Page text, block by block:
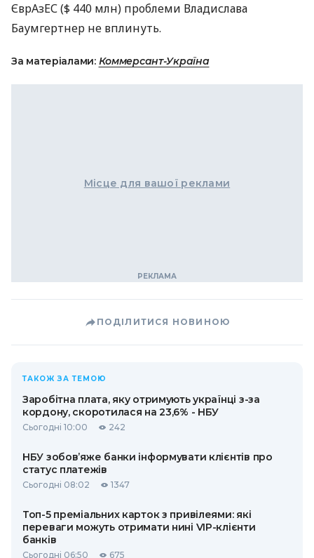
ЄврАзЕС ($ 440 млн) проблеми Владислава
Баумгертнер не вплинуть.
За матеріалами: Коммерсант-Україна
Місце для вашої реклами
ПОДІЛИТИСЯ НОВИНОЮ
ТАКОЖ ЗА ТЕМОЮ
Заробітна плата, яку отримують українці з-за
кордону, скоротилася на 23,6% - НБУ
Сьогодні 10:00 242
НБУ зобов’яже банки інформувати клієнтів про
статус платежів
Сьогодні 08:02 1347
Топ-5 преміальних карток з привілеями: які
переваги можуть отримати нині VIP-клієнти
банків
Сьогодні 06:50 675